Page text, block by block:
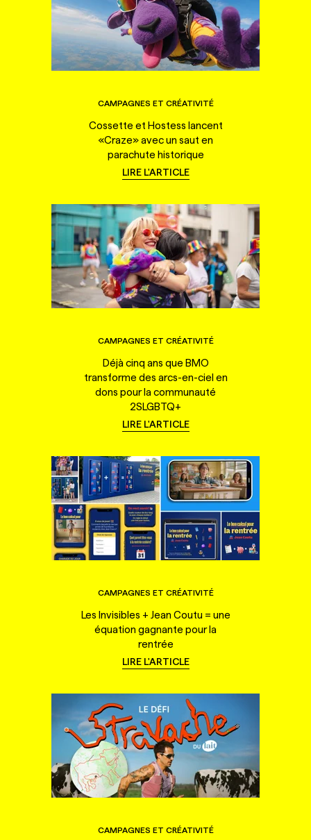
CAMPAGNES ET CRÉATIVITÉ
Cossette et Hostess lancent
«Craze» avec un saut en
parachute historique
LIRE L'ARTICLE
CAMPAGNES ET CRÉATIVITÉ
Déjà cinq ans que BMO
transforme des arcs-en-ciel en
dons pour la communauté
2SLGBTQ+
LIRE L'ARTICLE
CAMPAGNES ET CRÉATIVITÉ
Les Invisibles + Jean Coutu = une
équation gagnante pour la
rentrée
LIRE L'ARTICLE
CAMPAGNES ET CRÉATIVITÉ